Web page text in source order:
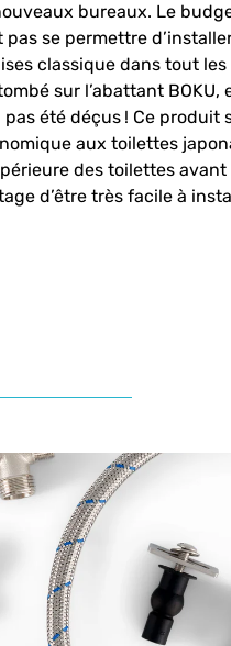
bureaux. Le
se permettre
classique dans tout les
sur l’abattant
pas été déçus ! Ce produit
aux toilettes
des toilettes
d’être très facile à